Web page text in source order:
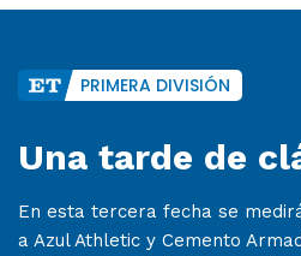
PRIMERA DIVISIÓN
Una tarde de
En esta tercera fecha se
a Azul Athletic y Cemento